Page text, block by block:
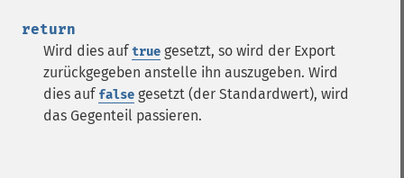
return
Wird dies auftrue gesetzt, so wird der Export
zurückgegeben anstelle ihn auszugeben. Wird
dies auf false gesetzt (der Standardwert), wird
das Gegenteil passieren.